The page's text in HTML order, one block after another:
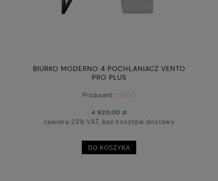
BIURKO MODERNO 4 POCHŁANIACZ VENTO
PRO PLUS
Producent: VENTO
4 920,00 zł
zawiera 23% VAT, bez kosztów dostawy
DO KOSZYKA